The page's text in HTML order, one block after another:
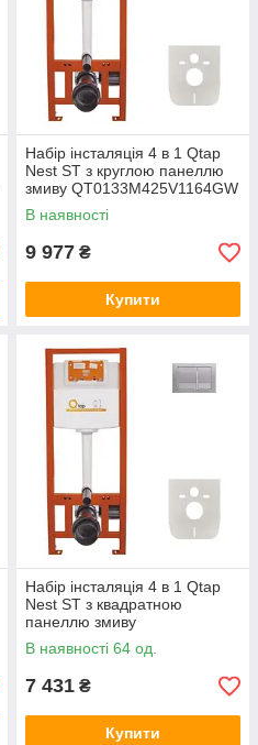
Набір інсталяція 4 в 1 Qtap
Nest ST з круглою панеллю
змиву QT0133M425V1164GW
В наявності
9 977 ₴
Купити
Набір інсталяція 4 в 1 Qtap
Nest ST з квадратною
панеллю змиву
QT0133M425M06029SAT
В наявності 64 од.
7 431 ₴
Купити